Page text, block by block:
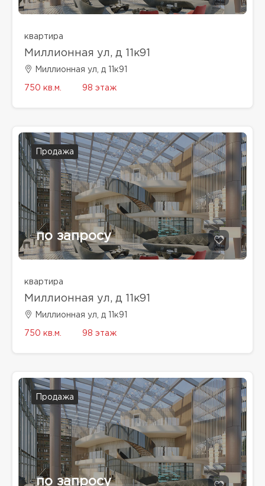
квартира
Миллионная ул, д 11к91
Миллионная ул, д 11к91
750 кв.м. 98 этаж
Продажа
по запросу
квартира
Миллионная ул, д 11к91
Миллионная ул, д 11к91
750 кв.м. 98 этаж
Продажа
по запросу